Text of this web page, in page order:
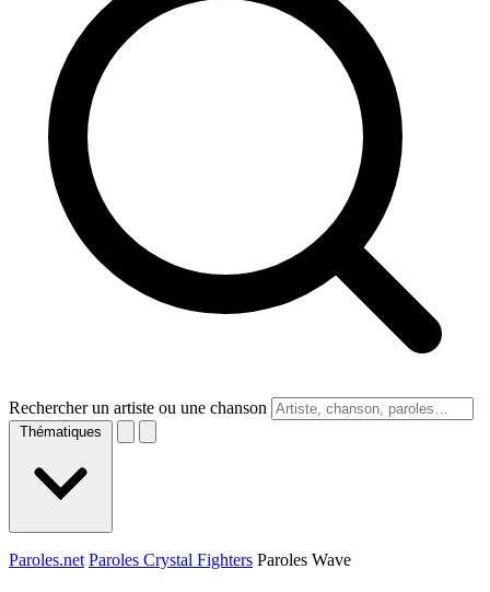
Rechercher un artiste ou une chanson
Thématiques
Paroles.net Paroles Crystal Fighters Paroles Wave